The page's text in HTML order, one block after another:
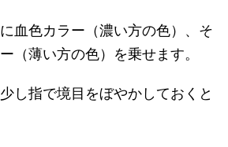
血色カラー（濃い方の色）、そ
（薄い方の色）を乗せます。
し指で境目をぼやかしておくと